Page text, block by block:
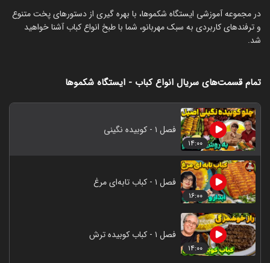
‏در مجموعه آموزشی ایستگاه شکموها، با بهره گیری از دستورهای پخت متنوع
و ترفندهای کاربردی به سبک مهربانو، شما با طبخ انواع کباب آشنا خواهید
شد.
تمام قسمت‌های سریال انواع کباب - ایستگاه شکموها
۱۴:۰۰
فصل ۱ - کوبیده نگینی
۱۶:۰۰
فصل ۱ - کباب تابه‌‌‌‌‌‌‌ای مرغ
۱۴:۰۰
فصل ۱ - کباب کوبیده ترش